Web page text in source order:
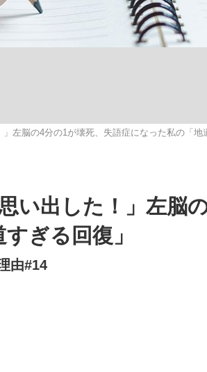
超え... 日本生まれ
左脳の4分の1が壊死、失語症になった私の「地
い出した！」左脳
ぎる回復」
由#14